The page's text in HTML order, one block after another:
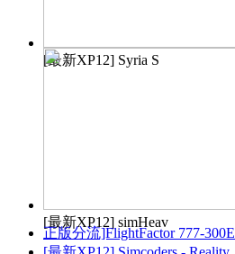
[最新XP12] Syria S
[最新XP12] simHeav
正版分流]FlightFactor 777-300E